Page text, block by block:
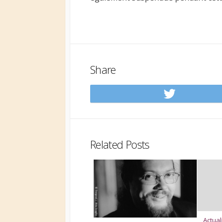
Share
Share
on
Related Posts